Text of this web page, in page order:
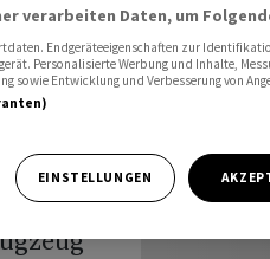
die
verarbeiten Daten, um
Endgeräteeigenschaften zur
Personalisierte Werbung und Inhalte,
sowie Entwicklung und Verbesserung von
EINSTELLUNGEN